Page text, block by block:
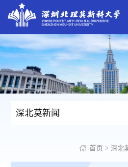
深北莫新闻
首页 > 深北